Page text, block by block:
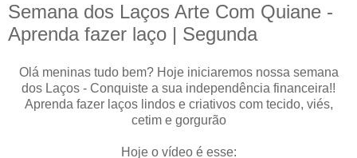
Semana dos Laços Arte Com Quiane -
Aprenda fazer laço | Segunda
Olá meninas tudo bem? Hoje iniciaremos nossa semana
dos Laços - Conquiste a sua independência financeira!!
Aprenda fazer laços lindos e criativos com tecido, viés,
cetim e gorgurão
Hoje o vídeo é esse: